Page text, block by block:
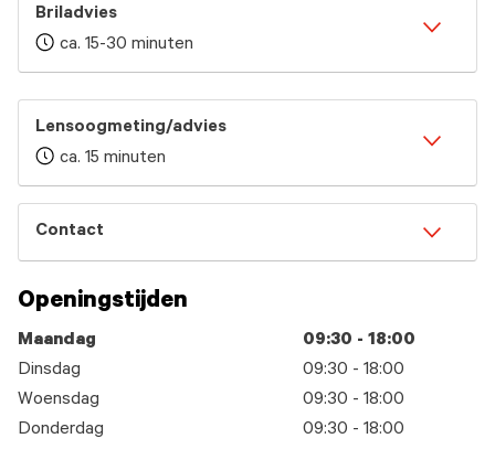
Briladvies
ca. 15-30 minuten
Lensoogmeting/advies
ca. 15 minuten
Contact
Openingstijden
Maandag
09:30 - 18:00
Dinsdag
09:30 - 18:00
Woensdag
09:30 - 18:00
Donderdag
09:30 - 18:00